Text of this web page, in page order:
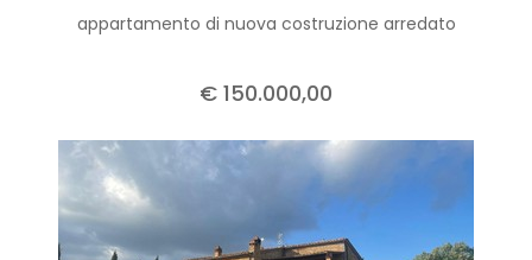
appartamento di nuova costruzione arredato
€ 150.000,00